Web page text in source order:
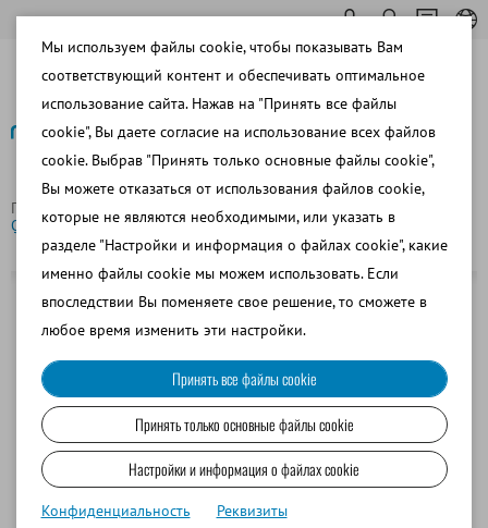
Главная страница Свиноводство
QuickTip Flexitube®, 95 мл, с гибким наконечником, синий
Назад
Мы используем файлы cookie, чтобы показывать Вам
соответствующий контент и обеспечивать оптимальное
использование сайта. Нажав на "Принять все файлы
cookie", Вы даете согласие на использование всех файлов
cookie. Выбрав "Принять только основные файлы cookie",
Вы можете отказаться от использования файлов cookie,
которые не являются необходимыми, или указать в
разделе "Настройки и информация о файлах cookie", какие
именно файлы cookie мы можем использовать. Если
впоследствии Вы поменяете свое решение, то сможете в
любое время изменить эти настройки.
Принять все файлы cookie
Принять только основные файлы cookie
Настройки и информация о файлах cookie
Конфиденциальность Реквизиты